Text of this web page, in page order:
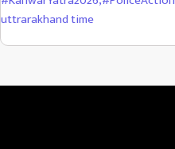
uttrarakhand time